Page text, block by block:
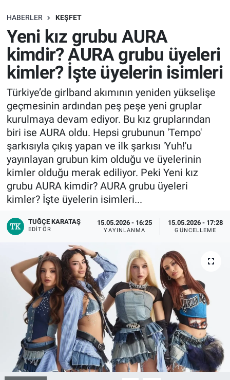
HABERLER KEŞFET
Yeni kız grubu AURA
kimdir? AURA grubu üyeleri
kimler? İşte üyelerin isimleri
Türkiye’de girlband akımının yeniden yükselişe
geçmesinin ardından peş peşe yeni gruplar
kurulmaya devam ediyor. Bu kız gruplarından
biri ise AURA oldu. Hepsi grubunun 'Tempo'
şarkısıyla çıkış yapan ve ilk şarkısı 'Yuh!'u
yayınlayan grubun kim olduğu ve üyelerinin
kimler olduğu merak ediliyor. Peki Yeni kız
grubu AURA kimdir? AURA grubu üyeleri
kimler? İşte üyelerin isimleri...
TUĞÇE KARATAŞ
EDITÖR
15.05.2026 - 16:25
YAYINLANMA
15.05.2026 - 17:28
GÜNCELLEME
SAĞLIK
EKONOMİ
EĞİTİM
ÖZEL HABER
Keşfet
ASTROLOJİ
MANŞET
RESMİ İLANLAR
İLAN
Bize ulaşın
İletişim/Künye
Yaşam
Gözden Kaçmasın
İletişim (Künye)